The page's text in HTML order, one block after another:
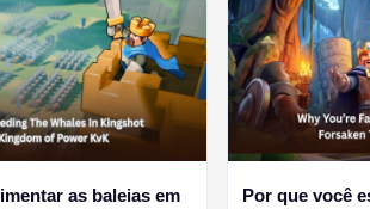
as baleias em
Por que você